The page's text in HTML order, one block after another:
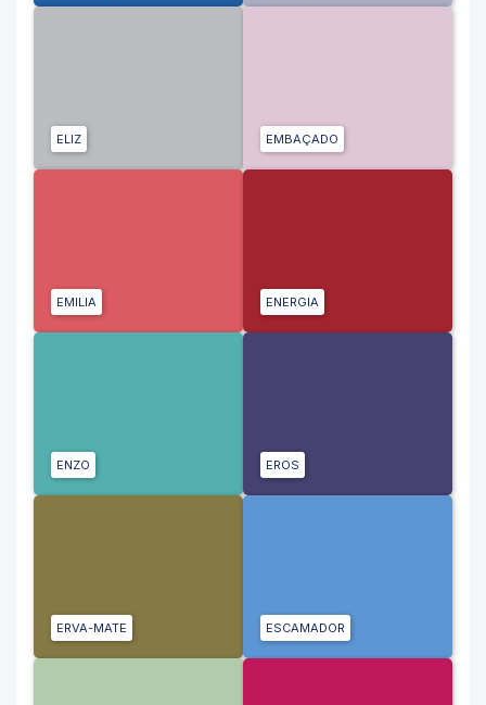
ELIZ EMBAÇADO
EMILIA ENERGIA
ENZO EROS
ERVA-MATE ESCAMADOR